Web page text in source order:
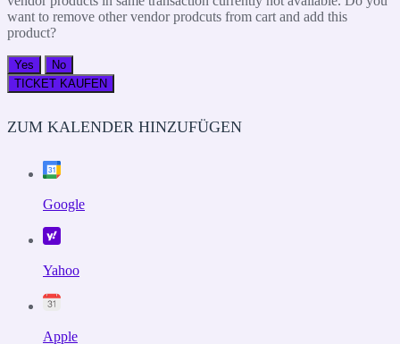
want to remove other vendor prodcuts from cart and add this
product?
Yes
No
TICKET KAUFEN
ZUM KALENDER HINZUFÜGEN
Google
Yahoo
Apple